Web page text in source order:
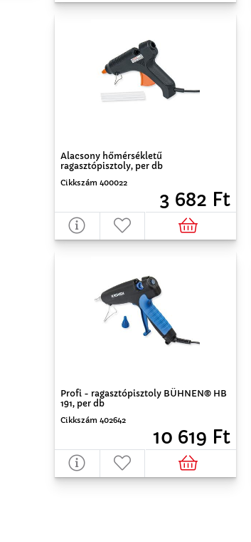
Alacsony hőmérsékletű
ragasztópisztoly, per db
Cikkszám 400022
3 682 Ft
Profi - ragasztópisztoly BÜHNEN® HB
191, per db
Cikkszám 402642
10 619 Ft